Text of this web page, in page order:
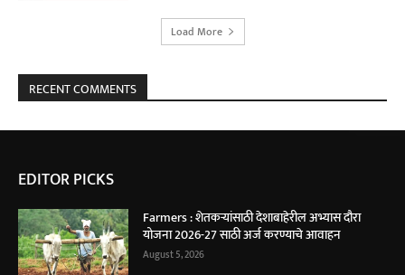
Load More
RECENT COMMENTS
EDITOR PICKS
Farmers : शेतकऱ्यांसाठी देशाबाहेरील अभ्यास दौरा
योजना 2026-27 साठी अर्ज करण्याचे आवाहन
August 5, 2026